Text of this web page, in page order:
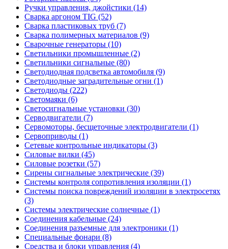
Ручки управления, джойстики (14)
Сварка аргоном TIG (52)
Сварка пластиковых труб (7)
Сварка полимерных материалов (9)
Сварочные генераторы (10)
Светильники промышленные (2)
Светильники сигнальные (80)
Светодиодная подсветка автомобиля (9)
Светодиодные заградительные огни (1)
Светодиоды (222)
Светомаяки (6)
Светосигнальные установки (30)
Серводвигатели (7)
Сервомоторы, бесщеточные электродвигатели (1)
Сервоприводы (1)
Сетевые контрольные индикаторы (3)
Силовые вилки (45)
Силовые розетки (57)
Сирены сигнальные электрические (39)
Системы контроля сопротивления изоляции (1)
Системы поиска повреждений изоляции в электросетях
(3)
Системы электрические солнечные (1)
Соединения кабельные (24)
Соединения разъемные для электроники (1)
Специальные фонари (8)
Средства и блоки управления (4)